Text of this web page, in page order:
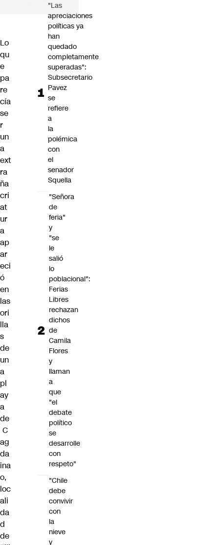
Lo
qu
e
pa
re
cía
se
r
un
a
ext
ra
ña
cri
at
ur
a
ap
ar
eci
ó
en
las
ori
lla
s
de
un
a
pl
ay
a
de
C
ag
da
ina
o,
loc
ali
da
d
de
"Las
apreciaciones
políticas ya
han
quedado
completamente
superadas":
Subsecretario
Pavez
se
refiere
a
la
polémica
con
el
senador
Squella
"Señora
de
feria"
y
"se
le
salió
lo
poblacional":
Ferias
Libres
rechazan
dichos
de
Camila
Flores
y
llaman
a
que
"el
debate
político
se
desarrolle
con
respeto"
"Chile
debe
convivir
con
la
nieve
y